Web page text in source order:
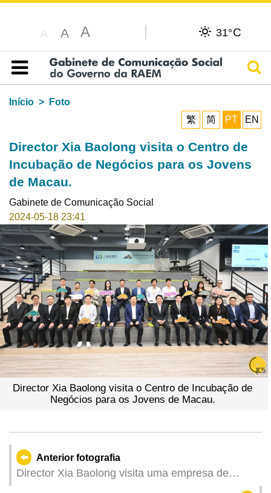
A A A 31°C
Índice
Início
Foto
繁
简 PT EN
Director Xia Baolong visita o Centro de
Incubação de Negócios para os Jovens
de Macau.
Gabinete de Comunicação Social
2024-05-18 23:41
Director Xia Baolong visita o Centro de Incubação de
Negócios para os Jovens de Macau.
Anterior fotografia
Director Xia Baolong visita uma empresa de